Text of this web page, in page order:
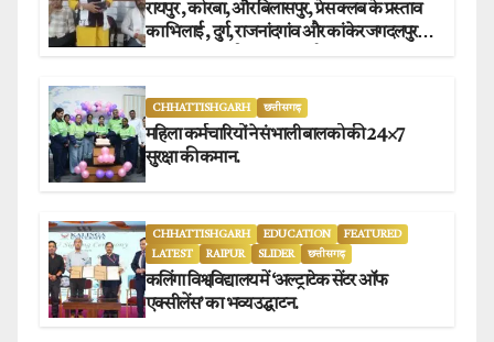
रायपुर , कोरबा, और बिलासपुर, प्रेस क्लब के प्रस्ताव
का भिलाई , दुर्ग, राजनांदगांव और कांकेर जगदलपुर
CHHATTISHGARH छत्तीसगढ़
महिला कर्मचारियों ने संभाली बालको की 24×7
सुरक्षा की कमान.
CHHATTISHGARH EDUCATION
FEATURED
LATEST
RAIPUR SLIDER छत्तीसगढ़
कलिंगा विश्वविद्यालय में ‘अल्ट्राटेक सेंटर ऑफ
एक्सीलेंस’ का भव्य उद्घाटन.